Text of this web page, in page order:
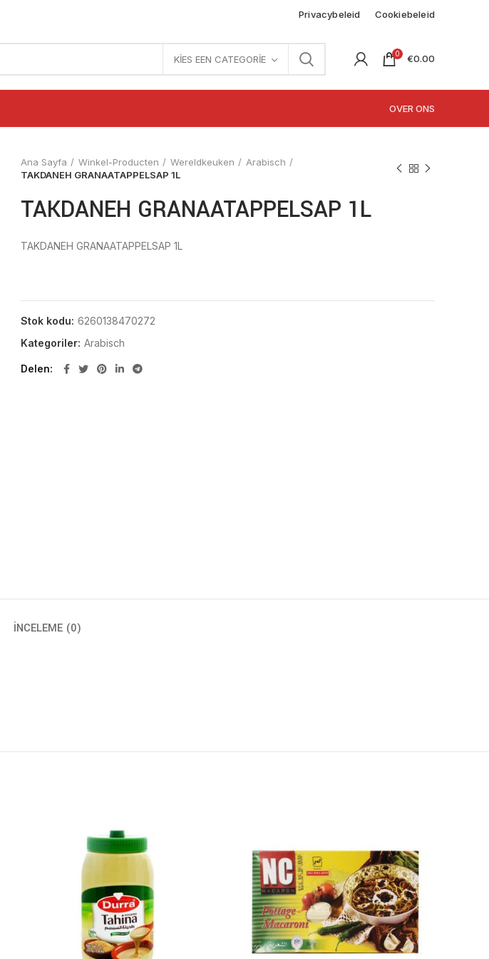
Privacybeleid Cookiebeleid
KIES EEN CATEGORIE 0 €0.00
OVER ONS
Ana Sayfa Winkel-Producten Wereldkeuken
Arabisch
TAKDANEH GRANAATAPPELSAP 1L
TAKDANEH GRANAATAPPELSAP 1L
TAKDANEH GRANAATAPPELSAP 1L
Stok kodu: 6260138470272
Kategoriler: Arabisch
Delen
İNCELEME (0)